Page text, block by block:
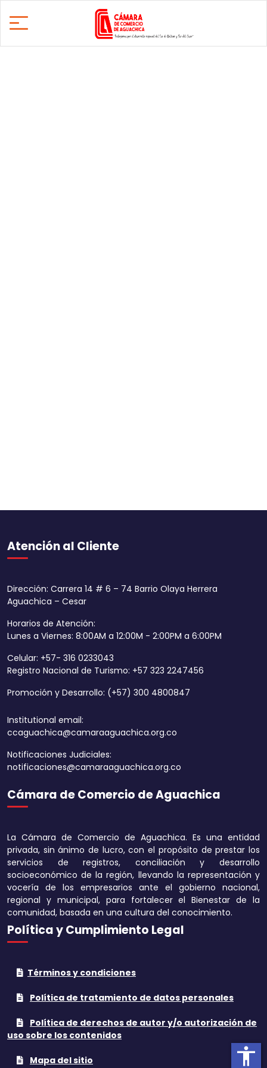
Atención al Cliente
Dirección: Carrera 14 # 6 – 74 Barrio Olaya Herrera
Aguachica – Cesar
Horarios de Atención:
Lunes a Viernes: 8:00AM a 12:00M - 2:00PM a 6:00PM
Celular: +57- 316 0233043
Registro Nacional de Turismo: +57 323 2247456
Promoción y Desarrollo: (+57) 300 4800847
Institutional email:
ccaguachica@camaraaguachica.org.co
Notificaciones Judiciales:
notificaciones@camaraaguachica.org.co
Cámara de Comercio de Aguachica
La Cámara de Comercio de Aguachica. Es una entidad
privada, sin ánimo de lucro, con el propósito de prestar los
servicios de registros, conciliación y desarrollo
socioeconómico de la región, llevando la representación y
vocería de los empresarios ante el gobierno nacional,
regional y municipal, para fortalecer el Bienestar de la
comunidad, basada en una cultura del conocimiento.
Política y Cumplimiento Legal
Términos y condiciones
Política de tratamiento de datos personales
Política de derechos de autor y/o autorización de
uso sobre los contenidos
Mapa del sitio accessibility
Aumentar
Aumentar el
texto
Disminuir el
texto
Aumentar la
Tonos grises
Subrayar enlaces
Cursor grande